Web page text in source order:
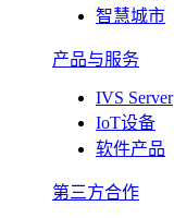
智慧城市
产品与服务
IVS Server
IoT设备
软件产品
第三方合作